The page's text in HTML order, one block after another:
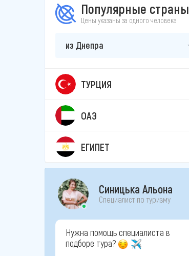
Популярные страны
Цены указаны за одного человека
из Днепра
ТУРЦИЯ
ОАЭ
ЕГИПЕТ
Синицька Альона
Специалист по туризму
Нужна помощь специалиста в
подборе тура?